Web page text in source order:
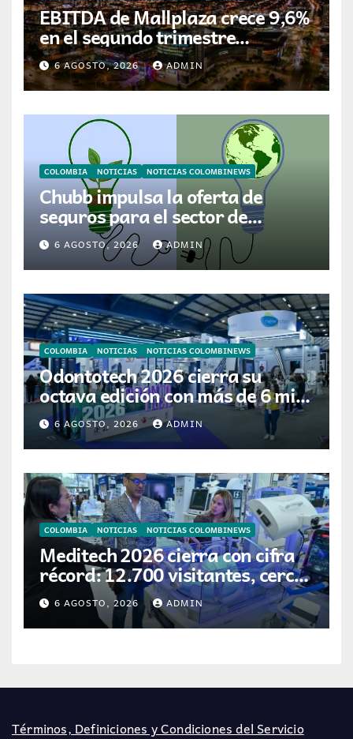
EBITDA de Mallplaza crece 9,6%
en el segundo trimestre
mientras avanza en su plan de
crecimiento en Colombia
6 AGOSTO, 2026 ADMIN
COLOMBIA NOTICIAS NOTICIAS COLOMBINEWS
Chubb impulsa la oferta de
seguros para el sector de
energías renovables en América
Latina
6 AGOSTO, 2026 ADMIN
COLOMBIA NOTICIAS NOTICIAS COLOMBINEWS
Odontotech 2026 cierra su
octava edición con más de 6 mil
visitantes
6 AGOSTO, 2026 ADMIN
COLOMBIA NOTICIAS NOTICIAS COLOMBINEWS
Meditech 2026 cierra con cifra
récord: 12.700 visitantes, cerca
de 300 expositores y 16 países
participantes
6 AGOSTO, 2026 ADMIN
Términos, Definiciones y Condiciones del Servicio